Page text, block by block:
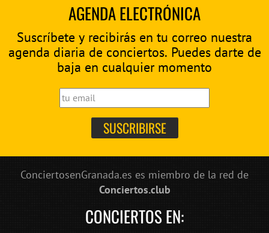
AGENDA ELECTRÓNICA
Suscríbete y recibirás en tu correo nuestra
agenda diaria de conciertos. Puedes darte de
baja en cualquier momento
ConciertosenGranada.es es miembro de la red de
Conciertos.club
CONCIERTOS EN: